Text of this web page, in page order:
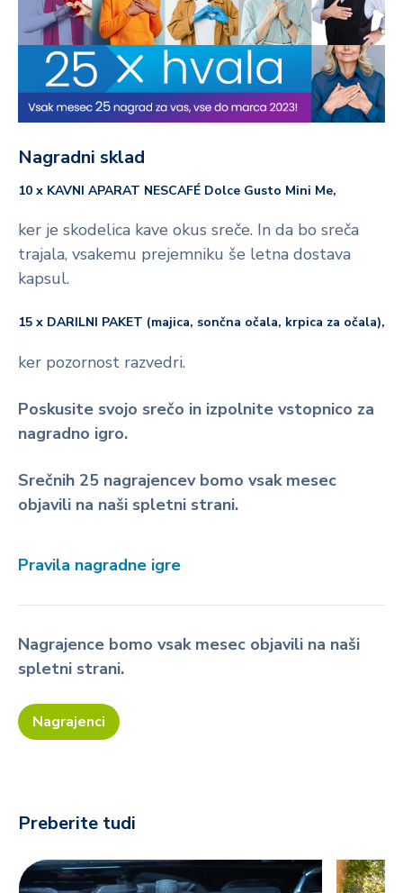
Nagradni sklad
10 x KAVNI APARAT NESCAFÉ Dolce Gusto Mini Me,
ker je skodelica kave okus sreče. In da bo sreča
trajala, vsakemu prejemniku še letna dostava
kapsul.
15 x DARILNI PAKET (majica, sončna očala, krpica za očala),
ker pozornost razvedri.
Poskusite svojo srečo in izpolnite vstopnico za
nagradno igro.
Srečnih 25 nagrajencev bomo vsak mesec
objavili na naši spletni strani.
Pravila nagradne igre
Nagrajence bomo vsak mesec objavili na naši
spletni strani.
Nagrajenci
Preberite tudi